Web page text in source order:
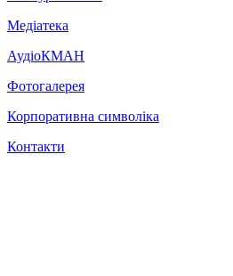
Медіатека
АудіоКМАН
Фотогалерея
Корпоративна символіка
Контакти